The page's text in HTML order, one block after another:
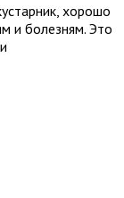
хорошо
и болезням. Это